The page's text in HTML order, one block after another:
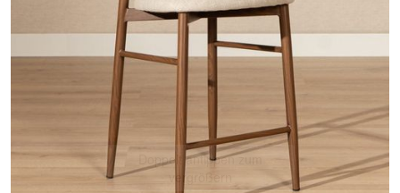
Doppelt antippen zum
vergrößern